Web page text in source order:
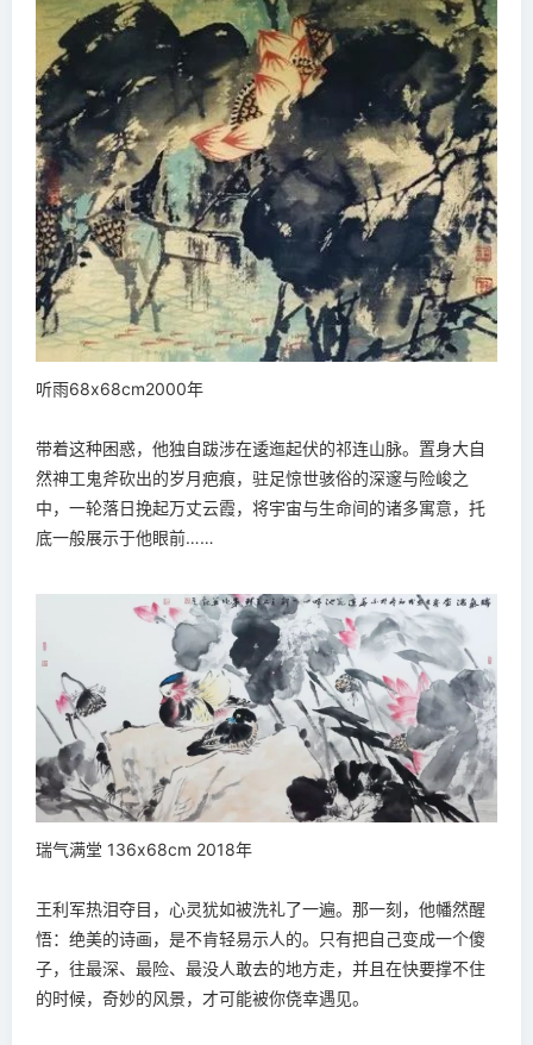
听雨68x68cm2000年
带着这种困惑，他独自跋涉在逶迤起伏的祁连山脉。置身大自
然神工鬼斧砍出的岁月疤痕，驻足惊世骇俗的深邃与险峻之
中，一轮落日挽起万丈云霞，将宇宙与生命间的诸多寓意，托
底一般展示于他眼前……
瑞气满堂 136x68cm 2018年
王利军热泪夺目，心灵犹如被洗礼了一遍。那一刻，他幡然醒
悟：绝美的诗画，是不肯轻易示人的。只有把自己变成一个傻
子，往最深、最险、最没人敢去的地方走，并且在快要撑不住
的时候，奇妙的风景，才可能被你侥幸遇见。